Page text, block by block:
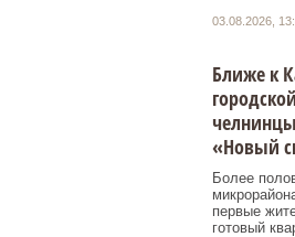
03.08.2026,
Ближе к
«Новый
Более
первые
готовый